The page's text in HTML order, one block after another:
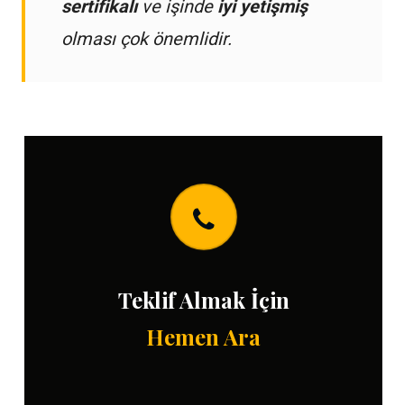
sertifikalıve işinde iyi yetişmiş
olması çok önemlidir.
Teklif Almak İçin
Hemen Ara